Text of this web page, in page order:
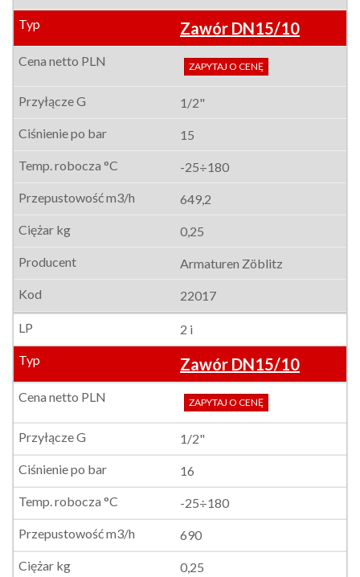
Zawór DN15/10
ZAPYTAJ O CENĘ
1/2"
15
-25÷180
649,2
0,25
Armaturen Zöblitz
22017
2 i
Zawór DN15/10
ZAPYTAJ O CENĘ
1/2"
16
-25÷180
690
0,25